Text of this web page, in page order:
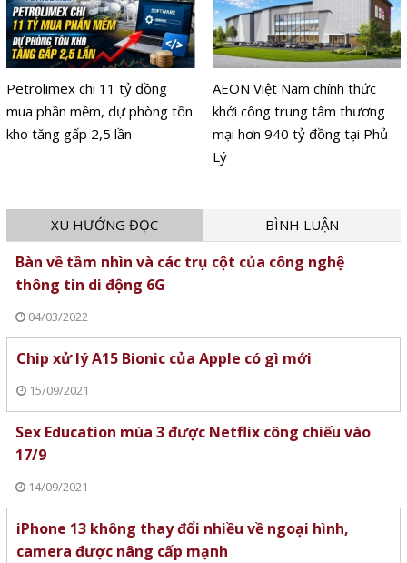
AEON Việt Nam chính thức
khởi công trung tâm thương
mại hơn 940 tỷ đồng tại Phủ
Ba hãng xe Trung Quốc lọt
top 10 toàn cầu nửa đầu năm
2026
XU HƯỚNG ĐỌC BÌNH LUẬN
Bàn về tầm nhìn và các trụ cột của công nghệ
thông tin di động 6G
04/03/2022
Chip xử lý A15 Bionic của Apple có gì mới
15/09/2021
Sex Education mùa 3 được Netflix công chiếu vào
17/9
14/09/2021
iPhone 13 không thay đổi nhiều về ngoại hình,
camera được nâng cấp mạnh